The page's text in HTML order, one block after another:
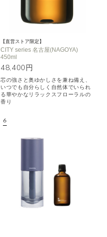
【直営ストア限定】
CITY series 名古屋(NAGOYA)
450ml
48,400円
芯の強さと奥ゆかしさを兼ね備え、
いつでも自分らしく自然体でいられ
る華やかなリラックスフローラルの
香り